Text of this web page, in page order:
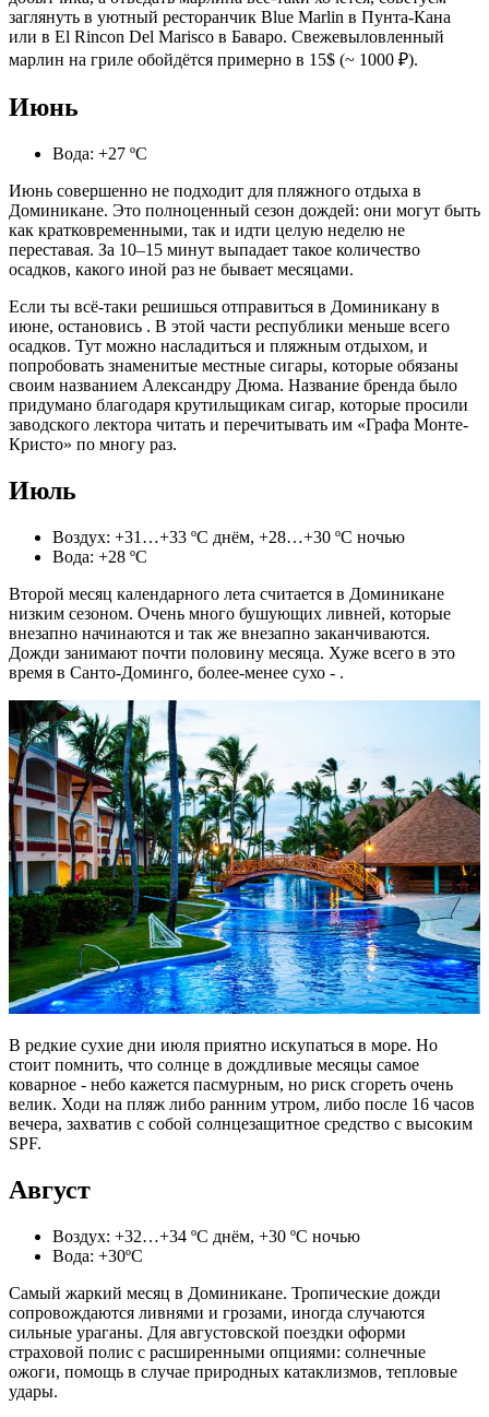
заглянуть в уютный ресторанчик Blue Marlin в Пунта-Кана
или в El Rincon Del Marisco в Баваро. Свежевыловленный
марлин на гриле обойдётся примерно в 15$ (~ 1000 ₽).
Июнь
Вода: +27 ºС
Июнь совершенно не подходит для пляжного отдыха в
Доминикане. Это полноценный сезон дождей: они могут быть
как кратковременными, так и идти целую неделю не
переставая. За 10–15 минут выпадает такое количество
осадков, какого иной раз не бывает месяцами.
Если ты всё-таки решишься отправиться в Доминикану в
июне, остановись . В этой части республики меньше всего
осадков. Тут можно насладиться и пляжным отдыхом, и
попробовать знаменитые местные сигары, которые обязаны
своим названием Александру Дюма. Название бренда было
придумано благодаря крутильщикам сигар, которые просили
заводского лектора читать и перечитывать им «Графа Монте-
Кристо» по многу раз.
Июль
Воздух: +31…+33 ºС днём, +28…+30 ºС ночью
Вода: +28 ºС
Второй месяц календарного лета считается в Доминикане
низким сезоном. Очень много бушующих ливней, которые
внезапно начинаются и так же внезапно заканчиваются.
Дожди занимают почти половину месяца. Хуже всего в это
время в Санто-Доминго, более-менее сухо - .
В редкие сухие дни июля приятно искупаться в море. Но
стоит помнить, что солнце в дождливые месяцы самое
коварное - небо кажется пасмурным, но риск сгореть очень
велик. Ходи на пляж либо ранним утром, либо после 16 часов
вечера, захватив с собой солнцезащитное средство с высоким
SPF.
Август
Воздух: +32…+34 ºС днём, +30 ºС ночью
Вода: +30ºС
Самый жаркий месяц в Доминикане. Тропические дожди
сопровождаются ливнями и грозами, иногда случаются
сильные ураганы. Для августовской поездки оформи
страховой полис с расширенными опциями: солнечные
ожоги, помощь в случае природных катаклизмов, тепловые
удары.